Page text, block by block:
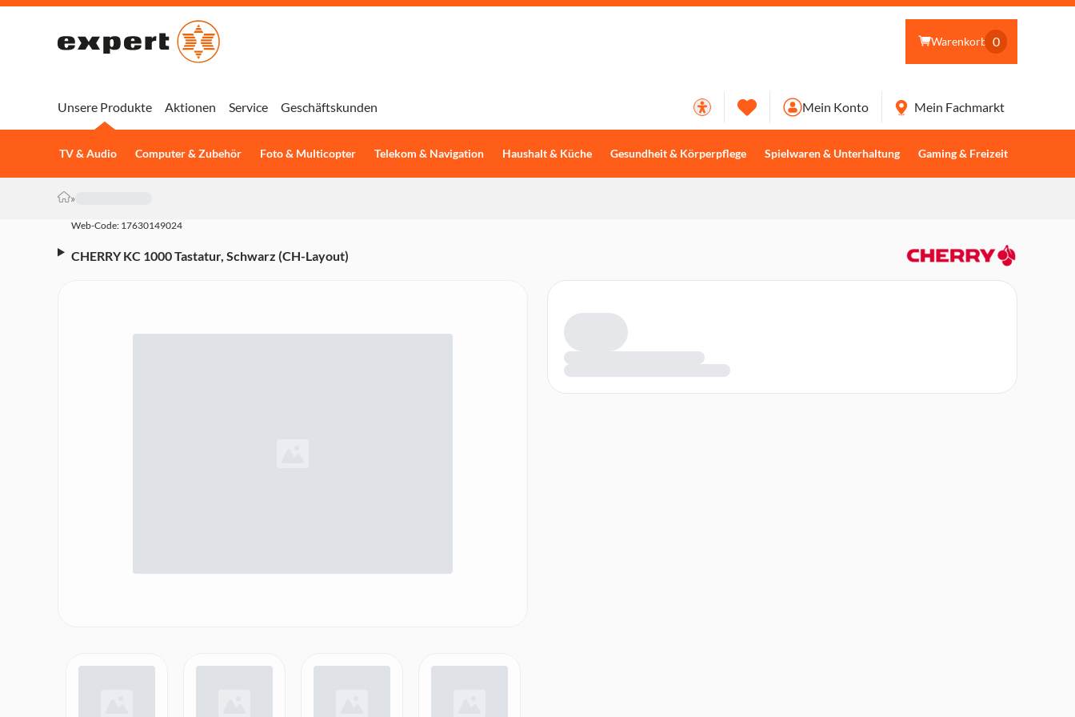
Warenkorb 0
Unsere Produkte
TV & Audio Computer & Zubehör Foto & Multicopter Telekom & Navigation Haushalt & Küche Gesundheit & Körperpflege Spielwaren & Unterhaltung Gaming & Freizeit
Aktionen Service Geschäftskunden Mein Konto Mein Fachmarkt
»
Web-Code: 17630149024
CHERRY KC 1000 Tastatur, Schwarz (CH-Layout)